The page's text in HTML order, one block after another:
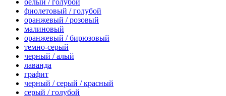
белый / голубой
фиолетовый / голубой
оранжевый / розовый
малиновый
оранжевый / бирюзовый
темно-серый
черный / алый
лаванда
графит
черный / серый / красный
серый / голубой